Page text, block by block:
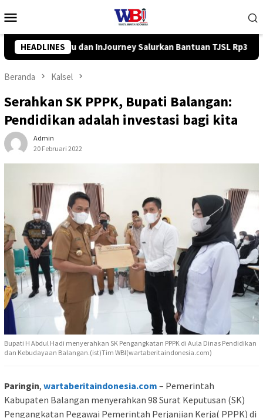
ke
Mobile
HEADLINES
Bantuan TJSL Rp319 Juta Pemkab Balangan
Beranda Kalsel
Serahkan SK PPPK, Bupati Balangan:
Pendidikan adalah investasi bagi kita
Admin
20 Februari 2022
Bupati H Abdul Hadi menyerahkan SK Pengangkatan PPPK di Aula Dinas Pendidikan
dan Kebudayaan Balangan.(ist)Tim WBI(wartaberitaindonesia.com)
Paringin, wartaberitaindonesia.com – Pemerintah
Kabupaten Balangan menyerahkan 98 Surat Keputusan (SK)
Pengangkatan Pegawai Pemerintah Perjanjian Kerja( PPPK) di